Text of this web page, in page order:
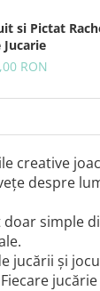
si Pictat
Jucarie
RON
creative
despre
doar simple
jucării și